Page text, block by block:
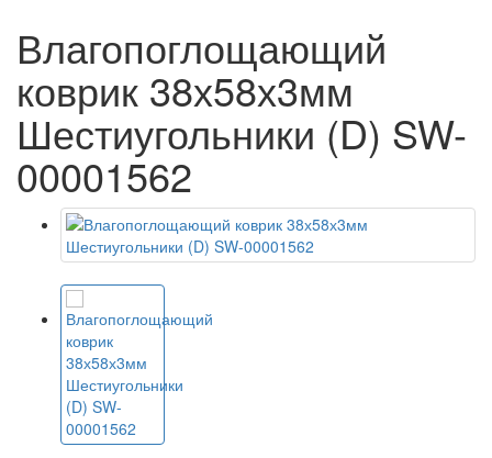
Влагопоглощающий
коврик 38х58х3мм
Шестиугольники (D) SW-
00001562